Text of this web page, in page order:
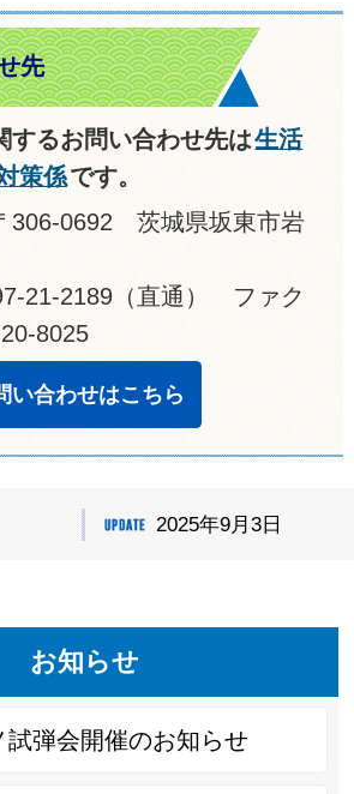
先
するお問い合わせ先は生活
策係です。
0692 茨城県坂東市岩
21-2189（直通） ファク
8025
い合わせはこちら
2025年9月3日
お知らせ
試弾会開催のお知らせ